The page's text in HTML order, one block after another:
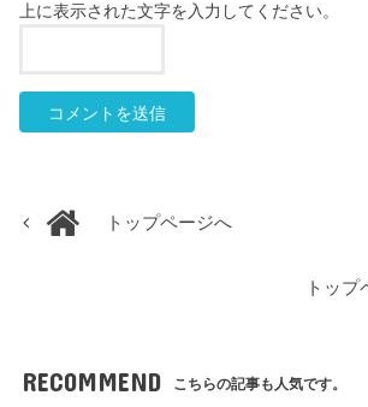
上に表示された文字を入力してください。
トップページへ
トップ
RECOMMEND こちらの記事も人気です。